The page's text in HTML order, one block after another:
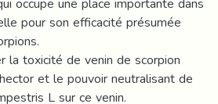
pour son efficacité présumée
la toxicité de venin de scorpion
et le pouvoir neutralisant de
L sur ce venin.